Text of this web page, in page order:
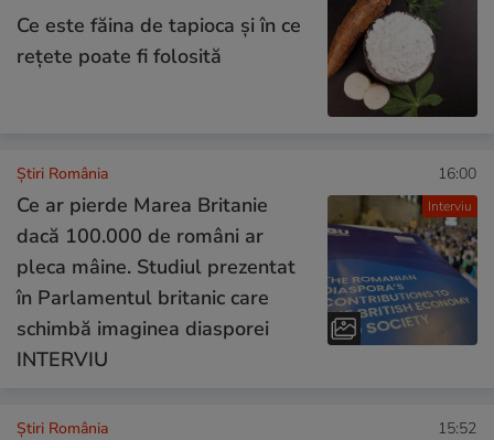
Ce este făina de tapioca și în ce
rețete poate fi folosită
Interviu
Știri România 16:00
Ce ar pierde Marea Britanie
dacă 100.000 de români ar
pleca mâine. Studiul prezentat
în Parlamentul britanic care
schimbă imaginea diasporei
INTERVIU
Știri România 15:52